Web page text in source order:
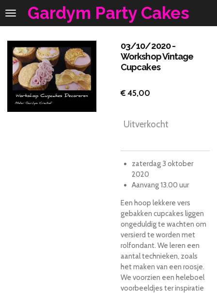
Ga
de
hoofdinhoud
Gardym Party Cakes
03/10/2020 -
Workshop Vintage
Cupcakes
€ 45,00
Uitverkocht
zaterdag 3 oktober
2020
Aanvang 13.00 uur
Een hoop lekkere vers
gebakken cupcakes liggen
ongeduldig te wachten om
versierd te worden met
rolfondant. We leren een
aantal technieken, zoals
het maken van een roosje.
We voorzien een heleboel
voorbeeldjes ter inspiratie